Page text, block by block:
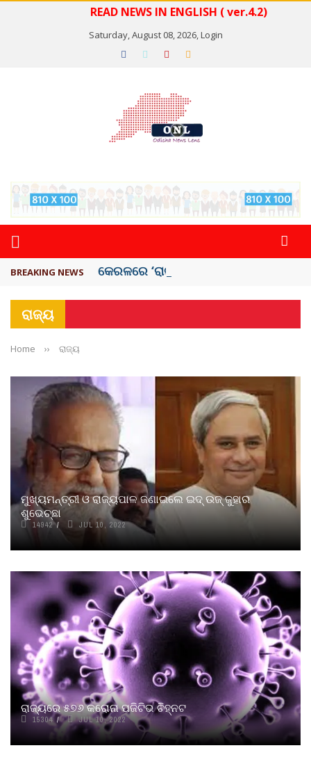
READ NEWS IN ENGLISH ( ver.4.2)
Saturday, August 08, 2026,Login
BREAKING NEWS କେରଳରେ ‘ରାଟ୍ ଫିଭର୍’ ଆତଙ୍କ, ୫୮ ମୃତ
ରାଜ୍ୟ
Home ›› ରାଜ୍ୟ
ମୁଖ୍ୟମନ୍ତ୍ରୀ ଓ ରାଜ୍ୟପାଳ ଜଣାଇଲେ ଇଦ୍ ଉଜ୍ ଜୁହାର
ଶୁଭେଚ୍ଛା
14942 JUL 10, 2022
ରାଜ୍ୟରେ ୫୭୬ କରୋନା ପଜିଟିଭ ଚିହ୍ନଟ
15304 JUL 10, 2022